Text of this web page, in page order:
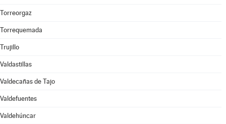
Torreorgaz
Torrequemada
Trujillo
Valdastillas
Valdecañas de Tajo
Valdefuentes
Valdehúncar